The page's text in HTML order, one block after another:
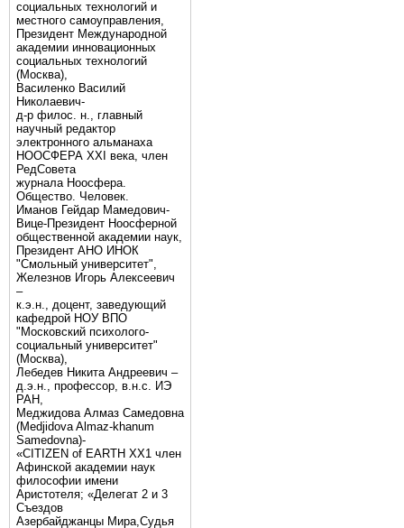
социальных технологий и
местного самоуправления,
Президент Международной
академии инновационных
социальных технологий
(Москва),
Василенко Василий
Николаевич-
д-р филос. н., главный
научный редактор
электронного альманаха
НООСФЕРА XXI века, член
РедСовета
журнала Ноосфера.
Общество. Человек.
Иманов Гейдар Мамедович-
Вице-Президент Ноосферной
общественной академии наук,
Президент АНО ИНОК
"Смольный университет",
Железнов Игорь Алексеевич
–
к.э.н., доцент, заведующий
кафедрой НОУ ВПО
"Московский психолого-
социальный университет"
(Москва),
Лебедев Никита Андреевич –
д.э.н., профессор, в.н.с. ИЭ
РАН,
Меджидова Алмаз Самедовна
(Medjidova Almaz-khanum
Samedovna)-
«CITIZEN of EARTH XX1 член
Афинской академии наук
философии имени
Аристотеля; «Делегат 2 и 3
Съездов
Азербайджанцы Мира,Судья